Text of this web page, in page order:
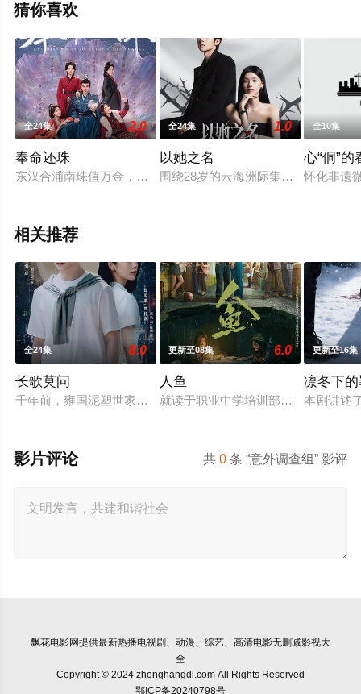
猜你喜欢
全24集 2.0
奉命还珠
东汉合浦南珠值万金，赌珠之风盛行，珍珠公子李陵（符骞文
全24集 1.0
以她之名
围绕28岁的云海洲际集团千金叶海
全10集
心“侗”的
怀化非遗
相关推荐
全24集 8.0
长歌莫问
千年前，雍国泥塑世家楚门因进贡的“十二生肖”离奇流血炸裂
更新至08集 6.0
人鱼
就读于职业中学培训部的花季女生苏
更新至16集
凛冬下
本剧讲述
共0 条 “意外调查组” 影评
影片评论
飘花电影网提供最新热播电视剧、动漫、综艺、高清电影无删减影视大
全
Copyright © 2024 zhonghangdl.com All Rights Reserved
鄂ICP备20240798号